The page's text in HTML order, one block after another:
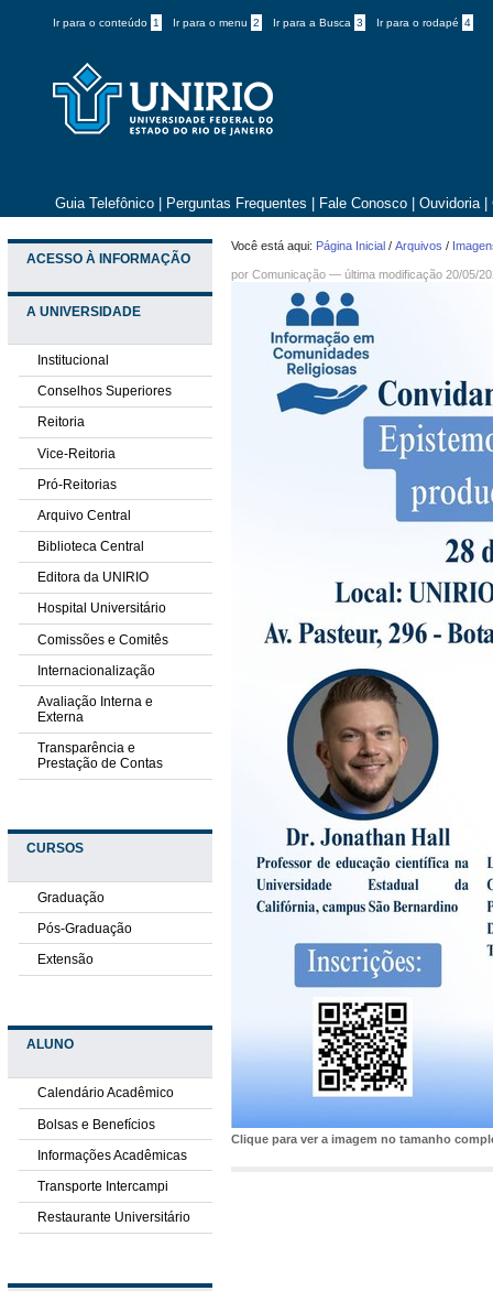
Ir para o conteúdo 1 Ir para o menu 2 Ir para a Busca 3 Ir para o rodapé 4
Guia Telefônico Perguntas Frequentes Fale Conosco Ouvidoria
ACESSO À INFORMAÇÃO
A UNIVERSIDADE
Institucional
Conselhos Superiores
Reitoria
Vice-Reitoria
Pró-Reitorias
Arquivo Central
Biblioteca Central
Editora da UNIRIO
Hospital Universitário
Comissões e Comitês
Internacionalização
Avaliação Interna e
Externa
Transparência e
Prestação de Contas
CURSOS
Graduação
Pós-Graduação
Extensão
ALUNO
Calendário Acadêmico
Bolsas e Benefícios
Informações Acadêmicas
Transporte Intercampi
Restaurante Universitário
Você está aqui: Página Inicial /Arquivos /
porComunicação —última modificação 20/05/
Clique para ver a imagem no tamanho